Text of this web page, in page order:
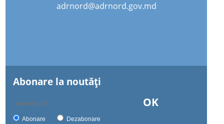
adrnord@adrnord.gov.md
Abonare la noutăţi
OK
Abonare Dezabonare